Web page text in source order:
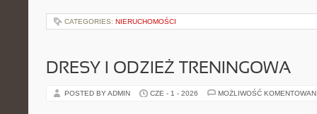
CATEGORIES: NIERUCHOMOŚCI
DRESY I ODZIEŻ TRENINGOWA
POSTED BY ADMIN CZE - 1 - 2026 MOŻLIWOŚĆ